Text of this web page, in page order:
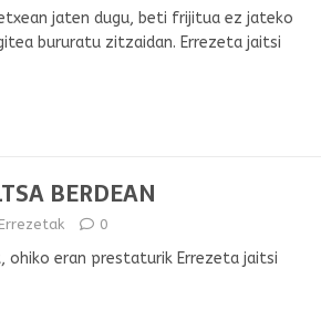
jaten dugu, beti frijitua ez jateko
bururatu zitzaidan. Errezeta jaitsi
BERDEAN
Errezetak 0
ohiko eran prestaturik Errezeta jaitsi